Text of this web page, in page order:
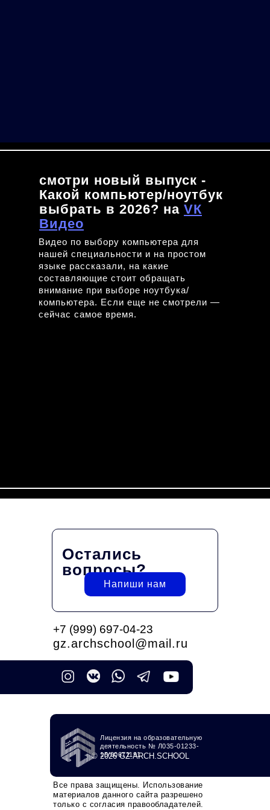
смотри новый выпуск -
Какой компьютер/ноутбук
выбрать в 2026? на VК
Видео
Видео по выбору компьютера для
нашей специальности и на простом
языке рассказали, на какие
составляющие стоит обращать
внимание при выборе ноутбука/
компьютера. Если еще не смотрели —
сейчас самое время.
gz.archschool@mail.ru
Все права защищены. Использование
материалов данного сайта разрешено
только с согласия правообладателей.
Остались
вопросы?
Напиши нам
© 2026 GZ.ARCH.SCHOOL
Лицензия на образовательную
деятельность № Л035-01233-
15/00671191
+7 (999) 697-04-23